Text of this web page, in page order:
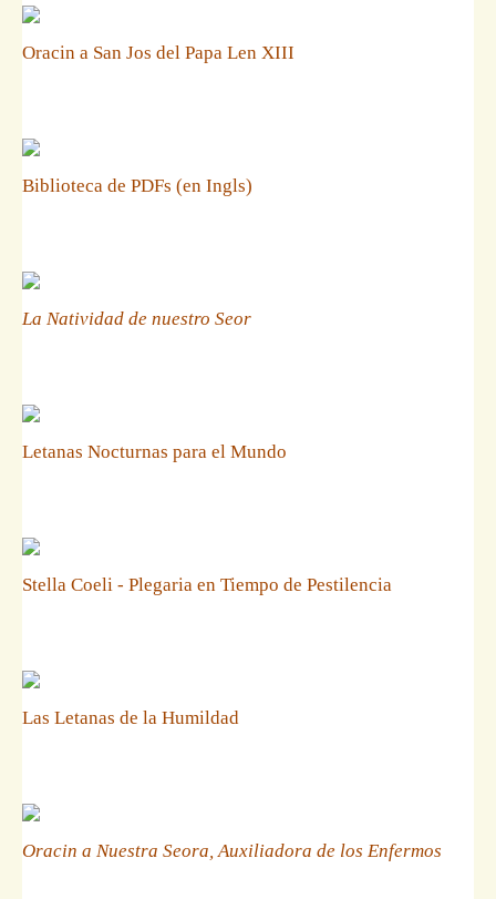
Oracin a San Jos del Papa Len XIII
Biblioteca de PDFs (en Ingls)
La Natividad de nuestro Seor
Letanas Nocturnas para el Mundo
Stella Coeli - Plegaria en Tiempo de Pestilencia
Las Letanas de la Humildad
Oracin a Nuestra Seora, Auxiliadora de los Enfermos